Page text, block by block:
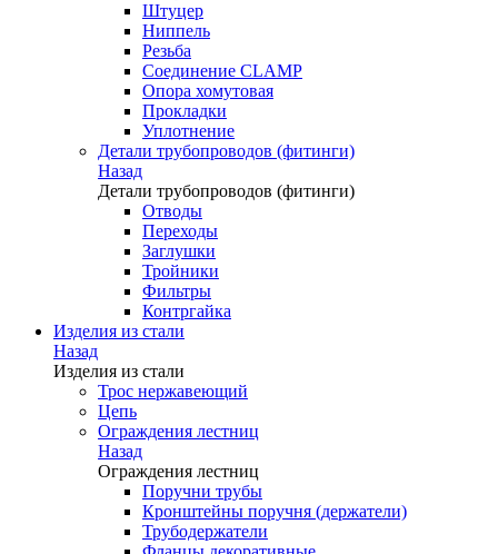
Штуцер
Ниппель
Резьба
Соединение CLAMP
Опора хомутовая
Прокладки
Уплотнение
Детали трубопроводов (фитинги)
Назад
Детали трубопроводов (фитинги)
Отводы
Переходы
Заглушки
Тройники
Фильтры
Контргайка
Изделия из стали
Назад
Изделия из стали
Трос нержавеющий
Цепь
Ограждения лестниц
Назад
Ограждения лестниц
Поручни трубы
Кронштейны поручня (держатели)
Трубодержатели